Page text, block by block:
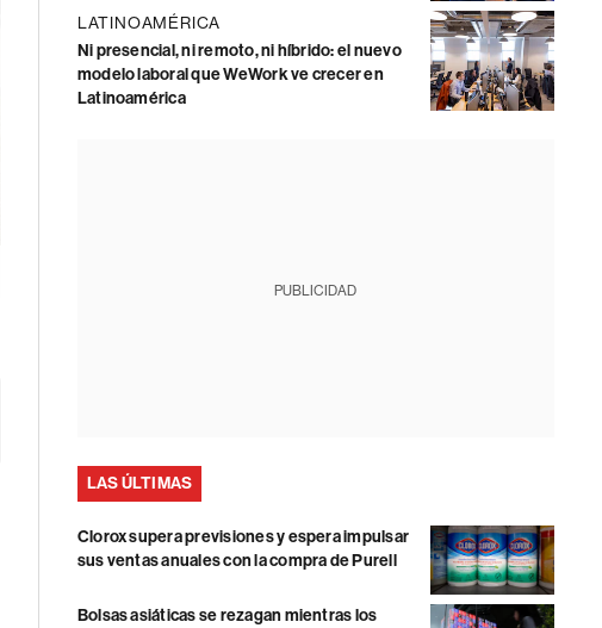
LATINOAMÉRICA
Ni presencial, ni remoto, ni híbrido: el nuevo
modelo laboral que WeWork ve crecer en
Latinoamérica
PUBLICIDAD
LAS ÚLTIMAS
Clorox supera previsiones y espera impulsar
sus ventas anuales con la compra de Purell
Bolsas asiáticas se rezagan mientras los